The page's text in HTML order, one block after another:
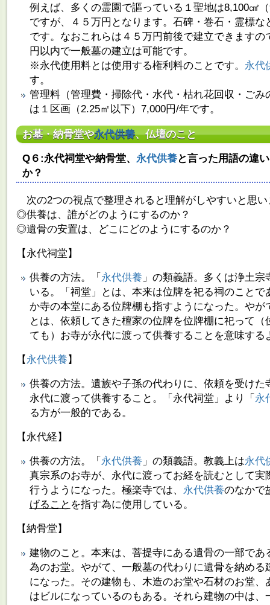
例えば、多くの霊園で謳っている１聖地は8,100㎠
ですが、４５万円となります。石碑・巻石・霊標な
です。なおこれらは４５万円前後で建立できますの
円以内で一般墓の建立は可能です。
※永代使用料とは使用する権利料のことです。 永代
す。
管理料（管理費・掃除代・水代・枯れ花回収・ごみ
は１区画（2.25㎡以下）7,000円/年です。
お墓・納骨堂や永代供養、仏壇のこと
Q６:永代祠堂や納骨堂、 永代供養と言った用語の違
か？
次の2つの視点で整理されると理解がしやすいと思い
◎供養は、誰がどのようにするのか？
◎遺骨の安置は、どこにどのようにするのか？
【永代祠堂】
供養の方法。「 永代供養 」の類義語。多くは浄土宗
いる。「祠堂」とは、本来は位牌を祀る祠のことで
か寺の本堂にある位牌棚も指すようになった。やが
とは、依頼してきた檀家の位牌を位牌棚に祀って（
ても）お寺が永代に渡って供養することを意味する
【 永代供養 】
供養の方法。遺族や子孫の代わりに、依頼を受けた
永代に渡って供養すること。「永代祠堂」より「 永
る方が一般的である。
【永代経】
供養の方法。「 永代供養 」の類義語。教義上は永代
真宗系のお寺が、永代に渡ってお経を読むとして実
行うようになった。極楽寺では、 永代供養のなかで
げること を指す為に使用している。
【納骨堂】
建物のこと。本来は、菩提寺にある遺骨の一部であ
為のお堂。やがて、一般墓の代わりに遺骨を納める
になった。その建物も、木造のお堂や石材のお堂、
はビルになっているのもある。それら建物の中は、